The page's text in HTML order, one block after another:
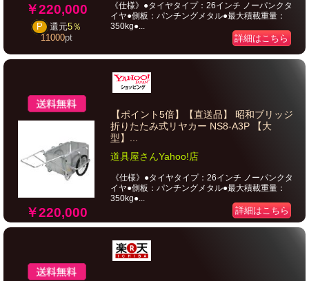
￥220,000
P 還元5％
11000pt
《仕様》●タイヤタイプ：26インチ ノーパンクタ
イヤ●側板：パンチングメタル●最大積載重量：
350kg●...
詳細はこちら
￥220,000
【ポイント5倍】【直送品】 昭和ブリッジ
折りたたみ式リヤカー NS8-A3P 【大
型】...
道具屋さんYahoo!店
《仕様》●タイヤタイプ：26インチ ノーパンクタ
イヤ●側板：パンチングメタル●最大積載重量：
350kg●...
詳細はこちら